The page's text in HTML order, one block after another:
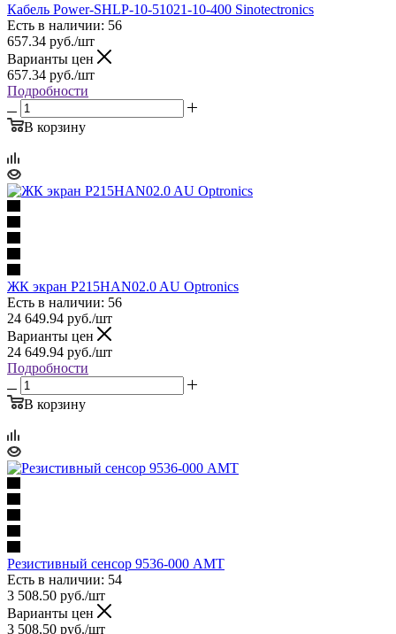
Кабель Power-SHLP-10-51021-10-400 Sinotectronics
Есть в наличии: 56
657.34 руб./шт
Варианты цен
657.34 руб./шт
Подробности
В корзину
ЖК экран P215HAN02.0 AU Optronics
Есть в наличии: 56
24 649.94 руб./шт
Варианты цен
24 649.94 руб./шт
Подробности
В корзину
Резистивный сенсор 9536-000 AMT
Есть в наличии: 54
3 508.50 руб./шт
Варианты цен
3 508.50 руб./шт